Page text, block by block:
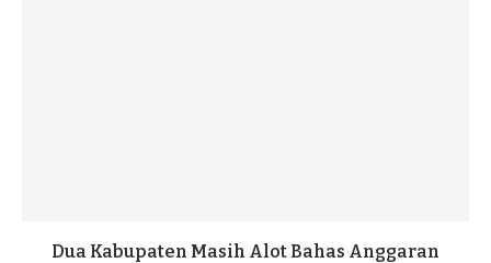
Dua Kabupaten Masih Alot Bahas Anggaran